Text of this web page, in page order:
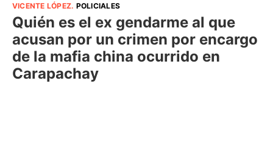
VICENTE LÓPEZ. POLICIALES
Quién es el ex gendarme al que
acusan por un crimen por encargo
de la mafia china ocurrido en
Carapachay